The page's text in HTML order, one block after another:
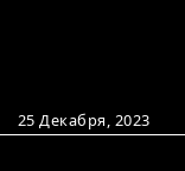
25 Декабря, 2023